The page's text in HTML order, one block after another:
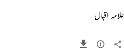
علامہ اقبال